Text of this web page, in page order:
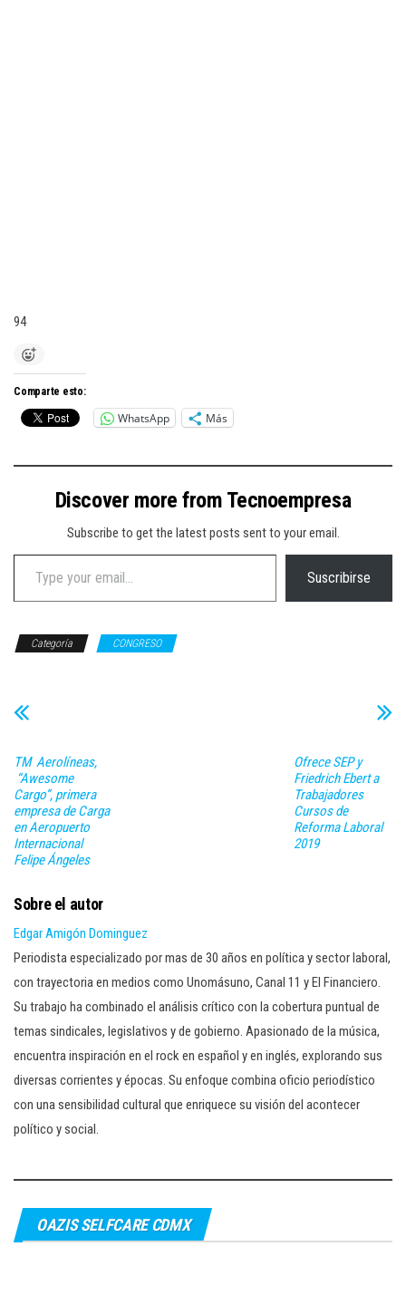
94
Comparte esto:
WhatsApp Más
Discover more from Tecnoempresa
Subscribe to get the latest posts sent to your email.
Type your email…
Suscribirse
Categoría CONGRESO
TM Aerolíneas,
“Awesome
Cargo”, primera
empresa de Carga
en Aeropuerto
Internacional
Felipe Ángeles
Ofrece SEP y
Friedrich Ebert a
Trabajadores
Cursos de
Reforma Laboral
2019
Sobre el autor
Edgar Amigón Dominguez
Periodista especializado por mas de 30 años en política y sector laboral,
con trayectoria en medios como Unomásuno, Canal 11 y El Financiero.
Su trabajo ha combinado el análisis crítico con la cobertura puntual de
temas sindicales, legislativos y de gobierno. Apasionado de la música,
encuentra inspiración en el rock en español y en inglés, explorando sus
diversas corrientes y épocas. Su enfoque combina oficio periodístico
con una sensibilidad cultural que enriquece su visión del acontecer
político y social.
OAZIS SELFCARE CDMX